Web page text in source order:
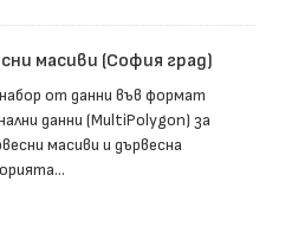
масиви (София град)
от данни във формат
данни (MultiPolygon) за
масиви и дървесна